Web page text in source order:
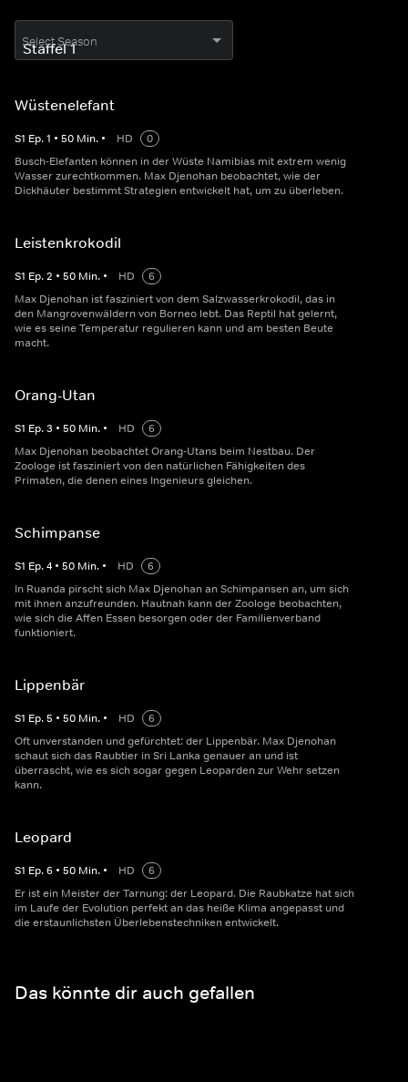
Select Season
Wüstenelefant
S1 Ep.1 • 50 Min. • HD
0
Busch-Elefanten können in der Wüste Namibias mit extrem wenig
Wasser zurechtkommen. Max Djenohan beobachtet, wie der
Dickhäuter bestimmt Strategien entwickelt hat, um zu überleben.
Leistenkrokodil
S1 Ep.2 • 50 Min. • HD
6
Max Djenohan ist fasziniert von dem Salzwasserkrokodil, das in
den Mangrovenwäldern von Borneo lebt. Das Reptil hat gelernt,
wie es seine Temperatur regulieren kann und am besten Beute
macht.
Orang-Utan
S1 Ep.3 • 50 Min. • HD
6
Max Djenohan beobachtet Orang-Utans beim Nestbau. Der
Zoologe ist fasziniert von den natürlichen Fähigkeiten des
Primaten, die denen eines Ingenieurs gleichen.
Schimpanse
S1 Ep.4 • 50 Min. • HD
6
In Ruanda pirscht sich Max Djenohan an Schimpansen an, um sich
mit ihnen anzufreunden. Hautnah kann der Zoologe beobachten,
wie sich die Affen Essen besorgen oder der Familienverband
funktioniert.
Lippenbär
S1 Ep.5 • 50 Min. • HD
6
Oft unverstanden und gefürchtet: der Lippenbär. Max Djenohan
schaut sich das Raubtier in Sri Lanka genauer an und ist
überrascht, wie es sich sogar gegen Leoparden zur Wehr setzen
kann.
Leopard
S1 Ep.6 • 50 Min. • HD
6
Er ist ein Meister der Tarnung: der Leopard. Die Raubkatze hat sich
im Laufe der Evolution perfekt an das heiße Klima angepasst und
die erstaunlichsten Überlebenstechniken entwickelt.
Das könnte dir auch gefallen